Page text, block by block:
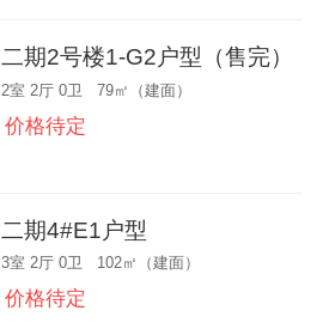
二期2号楼1-G2户型（售完）
2室 2厅 0卫 79㎡（建面）
价格待定
二期4#E1户型
3室 2厅 0卫 102㎡（建面）
价格待定